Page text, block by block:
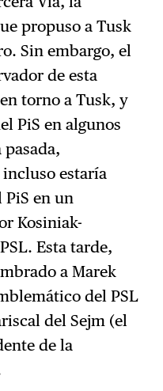
propuso a Tusk
Sin embargo, el
de esta
torno a Tusk, y
PiS en algunos
pasada,
estaría
PiS en un
Kosiniak-
Esta tarde,
a Marek
del PSL
del Sejm (el
de la